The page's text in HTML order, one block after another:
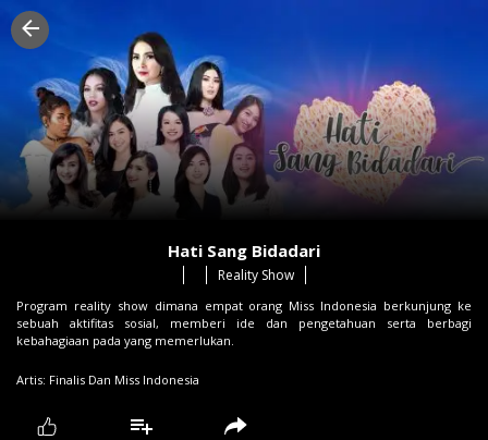
Hati Sang Bidadari
Reality Show
Program reality show dimana empat orang Miss Indonesia berkunjung ke
sebuah aktifitas sosial, memberi ide dan pengetahuan serta berbagi
kebahagiaan pada yang memerlukan.
Artis: Finalis Dan Miss Indonesia